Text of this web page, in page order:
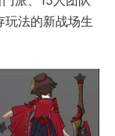
玩法的新战场生